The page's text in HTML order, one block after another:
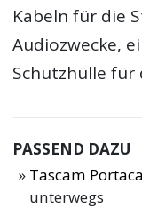
Kabeln für die
Audiozwecke,
Schutzhülle für
PASSEND DAZU
Tascam
unterwegs